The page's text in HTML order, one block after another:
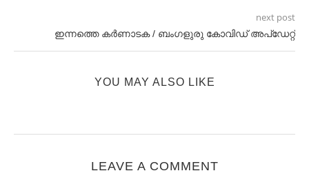
next post
ഇന്നത്തെ കർണാടക / ബംഗളുരു കോവിഡ് അപ്ഡേറ്റ്
YOU MAY ALSO LIKE
LEAVE A COMMENT